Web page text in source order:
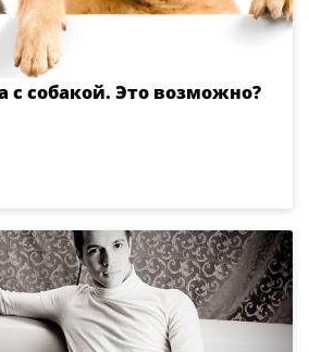
с собакой. Это возможно?